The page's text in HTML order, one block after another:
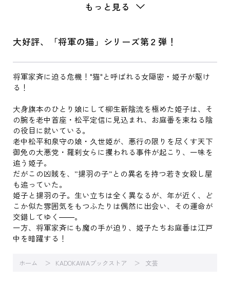
もっと見る
大好評、「将軍の猫」シリーズ第２弾！
将軍家斉に迫る危機！"猫"と呼ばれる女隠密・姫子が駆け
る！
大身旗本のひとり娘にして柳生新陰流を極めた姫子は、そ
の腕を老中首座・松平定信に見込まれ、お庭番を束ねる陰
の役目に就いている。
老中松平和泉守の娘・久世姫が、悪行の限りを尽くす天下
御免の大悪党・羅刹女らに攫われる事件が起こり、一味を
追う姫子。
だがこの凶賊を、”揚羽の子”との異名を持つ若き女殺し屋
も追っていた。
姫子と揚羽の子。生い立ちは全く異なるが、年が近く、ど
こか似た雰囲気をもつふたりは偶然に出会い、その運命が
交錯してゆく――。
一方、将軍家斉にも魔の手が迫り、姫子たちお庭番は江戸
中を暗躍する！
ホーム KADOKAWAブックストア 文芸